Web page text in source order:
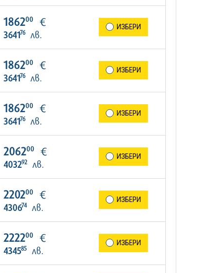
186200€
364176лв.
ИЗБЕРИ
186200€
364176лв.
ИЗБЕРИ
186200€
364176лв.
ИЗБЕРИ
206200€
403292лв.
ИЗБЕРИ
220200€
430674лв.
ИЗБЕРИ
222200€
434585лв.
ИЗБЕРИ